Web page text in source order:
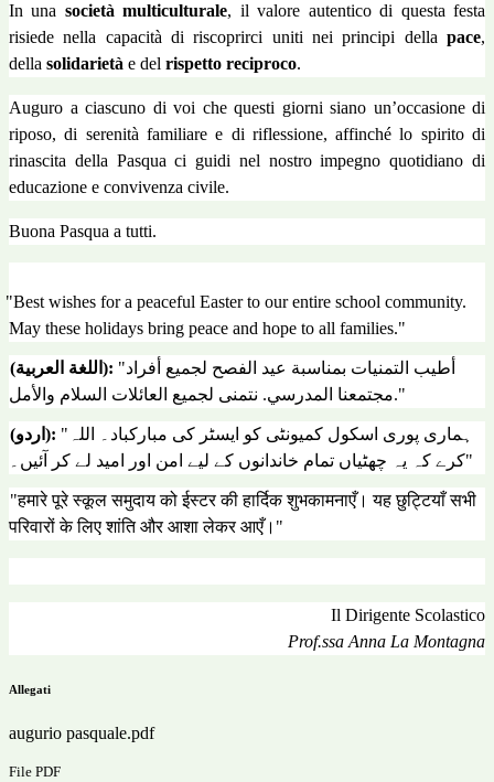
In una società multiculturale, il valore autentico di questa festa
risiede nella capacità di riscoprirci uniti nei principi della pace,
della solidarietà e del rispetto reciproco.
Auguro a ciascuno di voi che questi giorni siano un’occasione di
riposo, di serenità familiare e di riflessione, affinché lo spirito di
rinascita della Pasqua ci guidi nel nostro impegno quotidiano di
educazione e convivenza civile.
Buona Pasqua a tutti.
"Best wishes for a peaceful Easter to our entire school community.
May these holidays bring peace and hope to all families."
(اللغة العربية): "أطيب التمنيات بمناسبة عيد الفصح لجميع أفراد
مجتمعنا المدرسي. نتمنى لجميع العائلات السلام والأمل."
(اردو): "ہماری پوری اسکول کمیونٹی کو ایسٹر کی مبارکباد۔ اللہ
کرے کہ یہ چھٹیاں تمام خاندانوں کے لیے امن اور امید لے کر آئیں۔"
"हमारे पूरे स्कूल समुदाय को ईस्टर की हार्दिक शुभकामनाएँ। यह छुट्टियाँ सभी
परिवारों के लिए शांति और आशा लेकर आएँ। "
Il Dirigente Scolastico
Prof.ssa Anna La Montagna
Allegati
augurio pasquale.pdf
File PDF